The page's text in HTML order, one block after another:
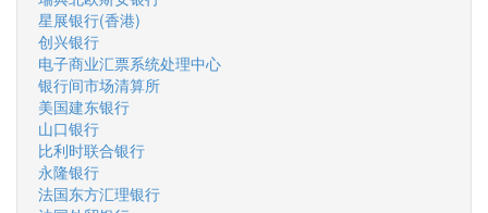
星展银行(香港)
创兴银行
电子商业汇票系统处理中心
银行间市场清算所
美国建东银行
山口银行
比利时联合银行
永隆银行
法国东方汇理银行